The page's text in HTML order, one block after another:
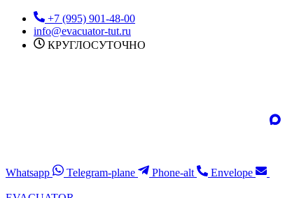
Перейти
содержимому
+7 (995) 901-48-00
info@evacuator-tut.ru
КРУГЛОСУТОЧНО
Whatsapp Telegram-plane Phone-alt Envelope